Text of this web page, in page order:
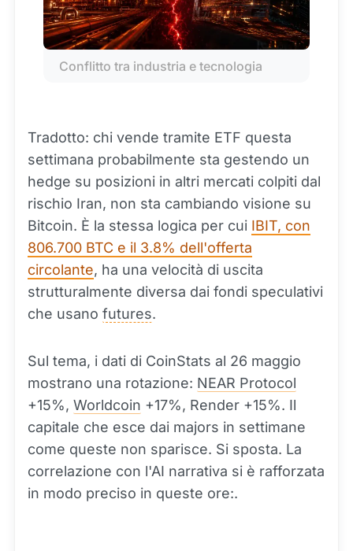
Conflitto tra industria e tecnologia
Tradotto: chi vende tramite ETF questa
settimana probabilmente sta gestendo un
hedge su posizioni in altri mercati colpiti dal
rischio Iran, non sta cambiando visione su
Bitcoin. È la stessa logica per cui IBIT, con
806.700 BTC e il 3.8% dell'offerta
circolante, ha una velocità di uscita
strutturalmente diversa dai fondi speculativi
che usano futures.
Sul tema, i dati di CoinStats al 26 maggio
mostrano una rotazione: NEAR Protocol
+15%, Worldcoin +17%, Render +15%. Il
capitale che esce dai majors in settimane
come queste non sparisce. Si sposta. La
correlazione con l'AI narrativa si è rafforzata
in modo preciso in queste ore:.